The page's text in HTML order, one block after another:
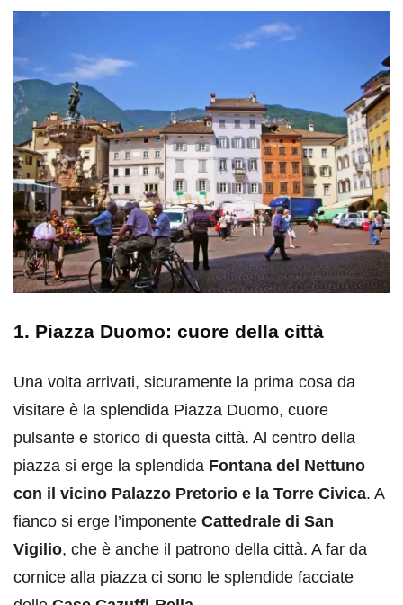
1. Piazza Duomo: cuore della città
Una volta arrivati, sicuramente la prima cosa da
visitare è la splendida Piazza Duomo, cuore
pulsante e storico di questa città. Al centro della
piazza si erge la splendida Fontana del Nettuno
con il vicino Palazzo Pretorio e la Torre Civica. A
fianco si erge l’imponente Cattedrale di San
Vigilio, che è anche il patrono della città. A far da
cornice alla piazza ci sono le splendide facciate